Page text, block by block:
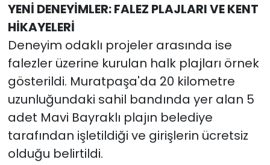
YENİ DENEYİMLER: FALEZ PLAJLARI VE KENT
HİKAYELERİ
Deneyim odaklı projeler arasında ise
falezler üzerine kurulan halk plajları örnek
gösterildi. Muratpaşa'da 20 kilometre
uzunluğundaki sahil bandında yer alan 5
adet Mavi Bayraklı plajın belediye
tarafından işletildiği ve girişlerin ücretsiz
olduğu belirtildi.